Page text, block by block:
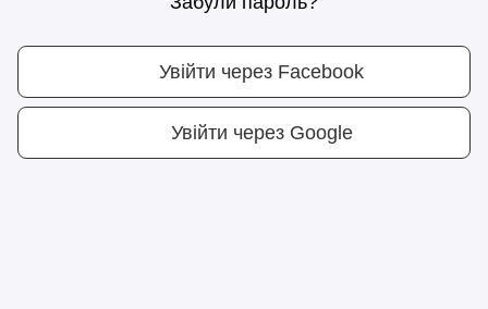
Увійти через Facebook
Увійти через Google